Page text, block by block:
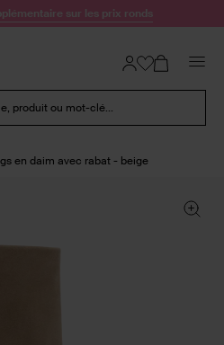
sur les prix ronds
produit ou mot-clé...
en daim avec rabat - beige